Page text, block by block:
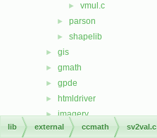
► vmul.c
► parson
► shapelib
► gis
► gmath
► gpde
► htmldriver
► imagery
► init
lib external ccmath sv2val.c